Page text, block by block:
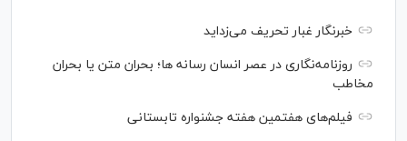
خبرنگار غبار تحریف می‌زداید
روزنامه‌نگاری در عصر انسان رسانه ها؛ بحران متن یا بحران
مخاطب
فیلم‌های هفتمین هفته جشنواره تابستانی